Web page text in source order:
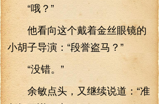
“哦？”
他看向这个戴着金丝眼镜的
小胡子导演：“段誉盗马？”
“没错。”
余敏点头，又继续说道：“准